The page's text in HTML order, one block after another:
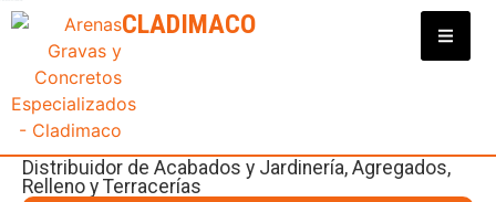
CLADIMACO
Distribuidor de Acabados y Jardinería, Agregados,
Relleno y Terracerías